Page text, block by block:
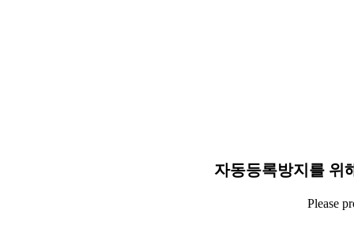
자동등록방지를 위
Please